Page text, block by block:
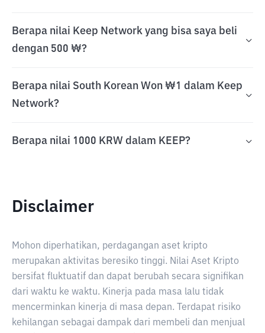
Berapa nilai Keep Network yang bisa saya beli
dengan 500 ₩?
Berapa nilai South Korean Won ₩1 dalam Keep
Network?
Berapa nilai 1000 KRW dalam KEEP?
Disclaimer
Mohon diperhatikan, perdagangan aset kripto
merupakan aktivitas beresiko tinggi. Nilai Aset Kripto
bersifat fluktuatif dan dapat berubah secara signifikan
dari waktu ke waktu. Kinerja pada masa lalu tidak
mencerminkan kinerja di masa depan. Terdapat risiko
kehilangan sebagai dampak dari membeli dan menjual